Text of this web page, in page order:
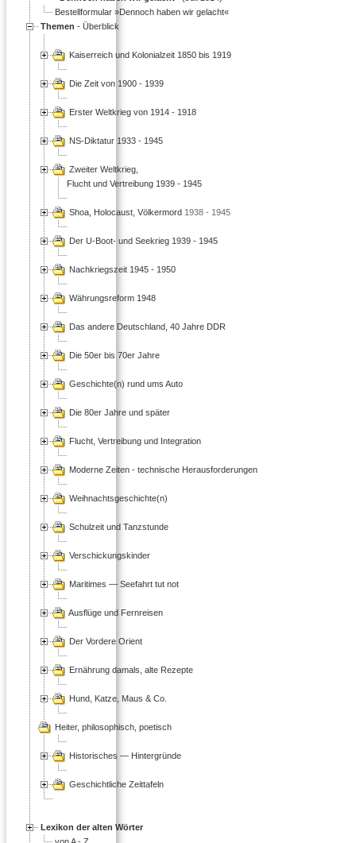
Bestellformular »Dennoch haben wir gelacht«
Themen - Überblick
Kaiserreich und Kolonialzeit 1850 bis 1919
Die Zeit von 1900 - 1939
Erster Weltkrieg von 1914 - 1918
NS-Diktatur 1933 - 1945
Zweiter Weltkrieg,
Flucht und Vertreibung 1939 - 1945
Shoa, Holocaust, Völkermord 1938 - 1945
Der U-Boot- und Seekrieg 1939 - 1945
Nachkriegszeit 1945 - 1950
Währungsreform 1948
Das andere Deutschland, 40 Jahre DDR
Die 50er bis 70er Jahre
Geschichte(n) rund ums Auto
Die 80er Jahre und später
Flucht, Vertreibung und Integration
Moderne Zeiten - technische Herausforderungen
Weihnachtsgeschichte(n)
Schulzeit und Tanzstunde
Verschickungskinder
Maritimes — Seefahrt tut not
Ausflüge und Fernreisen
Der Vordere Orient
Ernährung damals, alte Rezepte
Hund, Katze, Maus & Co.
Heiter, philosophisch, poetisch
Historisches — Hintergründe
Geschichtliche Zeittafeln
Lexikon der alten Wörter